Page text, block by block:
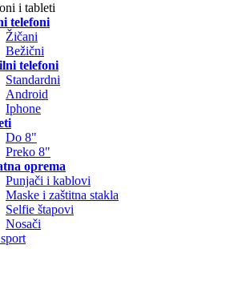
i tableti
telefoni
Žičani
Bežični
telefoni
Standardni
Android
Iphone
Do 8"
Preko 8"
oprema
Punjači i kablovi
Maske i zaštitna stakla
Selfie štapovi
Nosači